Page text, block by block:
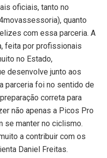
oficiais, tanto no
quanto
com essa parceria. A
feita por profissionais
no Estado,
desenvolve junto aos
parceria foi no sentido de
correta para
não apenas a Picos Pro
se manter no ciclismo.
a contribuir com os
Daniel Freitas.